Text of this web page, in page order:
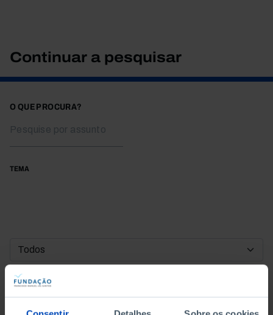
Continuar a pesquisar
O QUE PROCURA?
TEMA
DATA DE INÍCIO
DATA DE FIM